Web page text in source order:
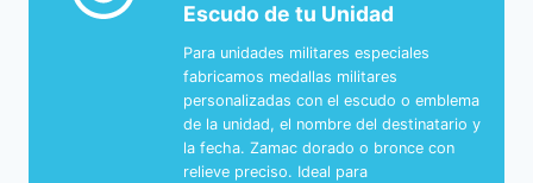
Escudo de tu Unidad
Para unidades militares especiales
fabricamos medallas militares
personalizadas con el escudo o emblema
de la unidad, el nombre del destinatario y
la fecha. Zamac dorado o bronce con
relieve preciso. Ideal para